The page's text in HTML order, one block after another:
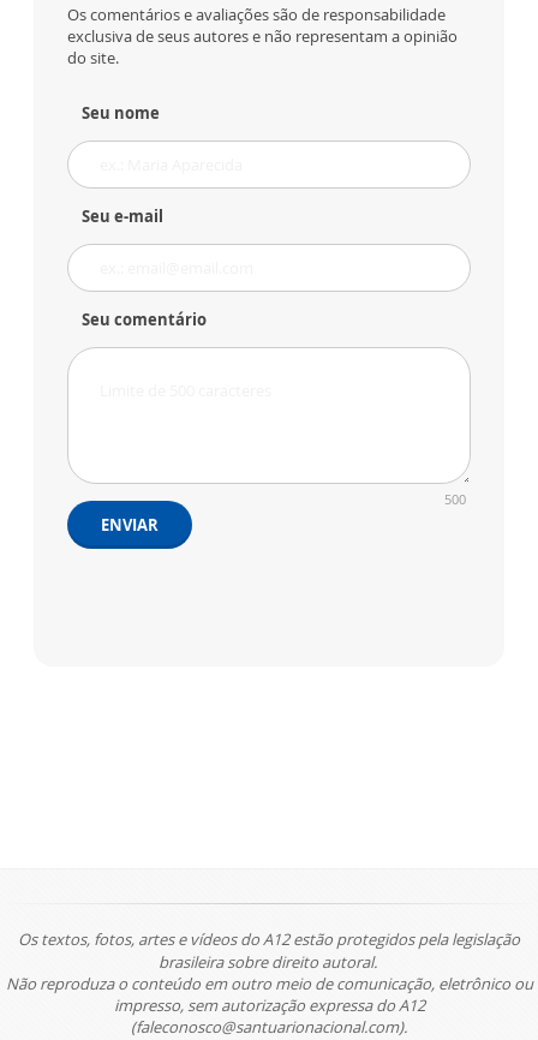
Os comentários e avaliações são de responsabilidade
exclusiva de seus autores e não representam a opinião
do site.
Seu nome
Seu e-mail
Seu comentário
500
ENVIAR
Os textos, fotos, artes e vídeos do A12 estão protegidos pela legislação
brasileira sobre direito autoral.
Não reproduza o conteúdo em outro meio de comunicação, eletrônico ou
impresso, sem autorização expressa do A12
(faleconosco@santuarionacional.com).